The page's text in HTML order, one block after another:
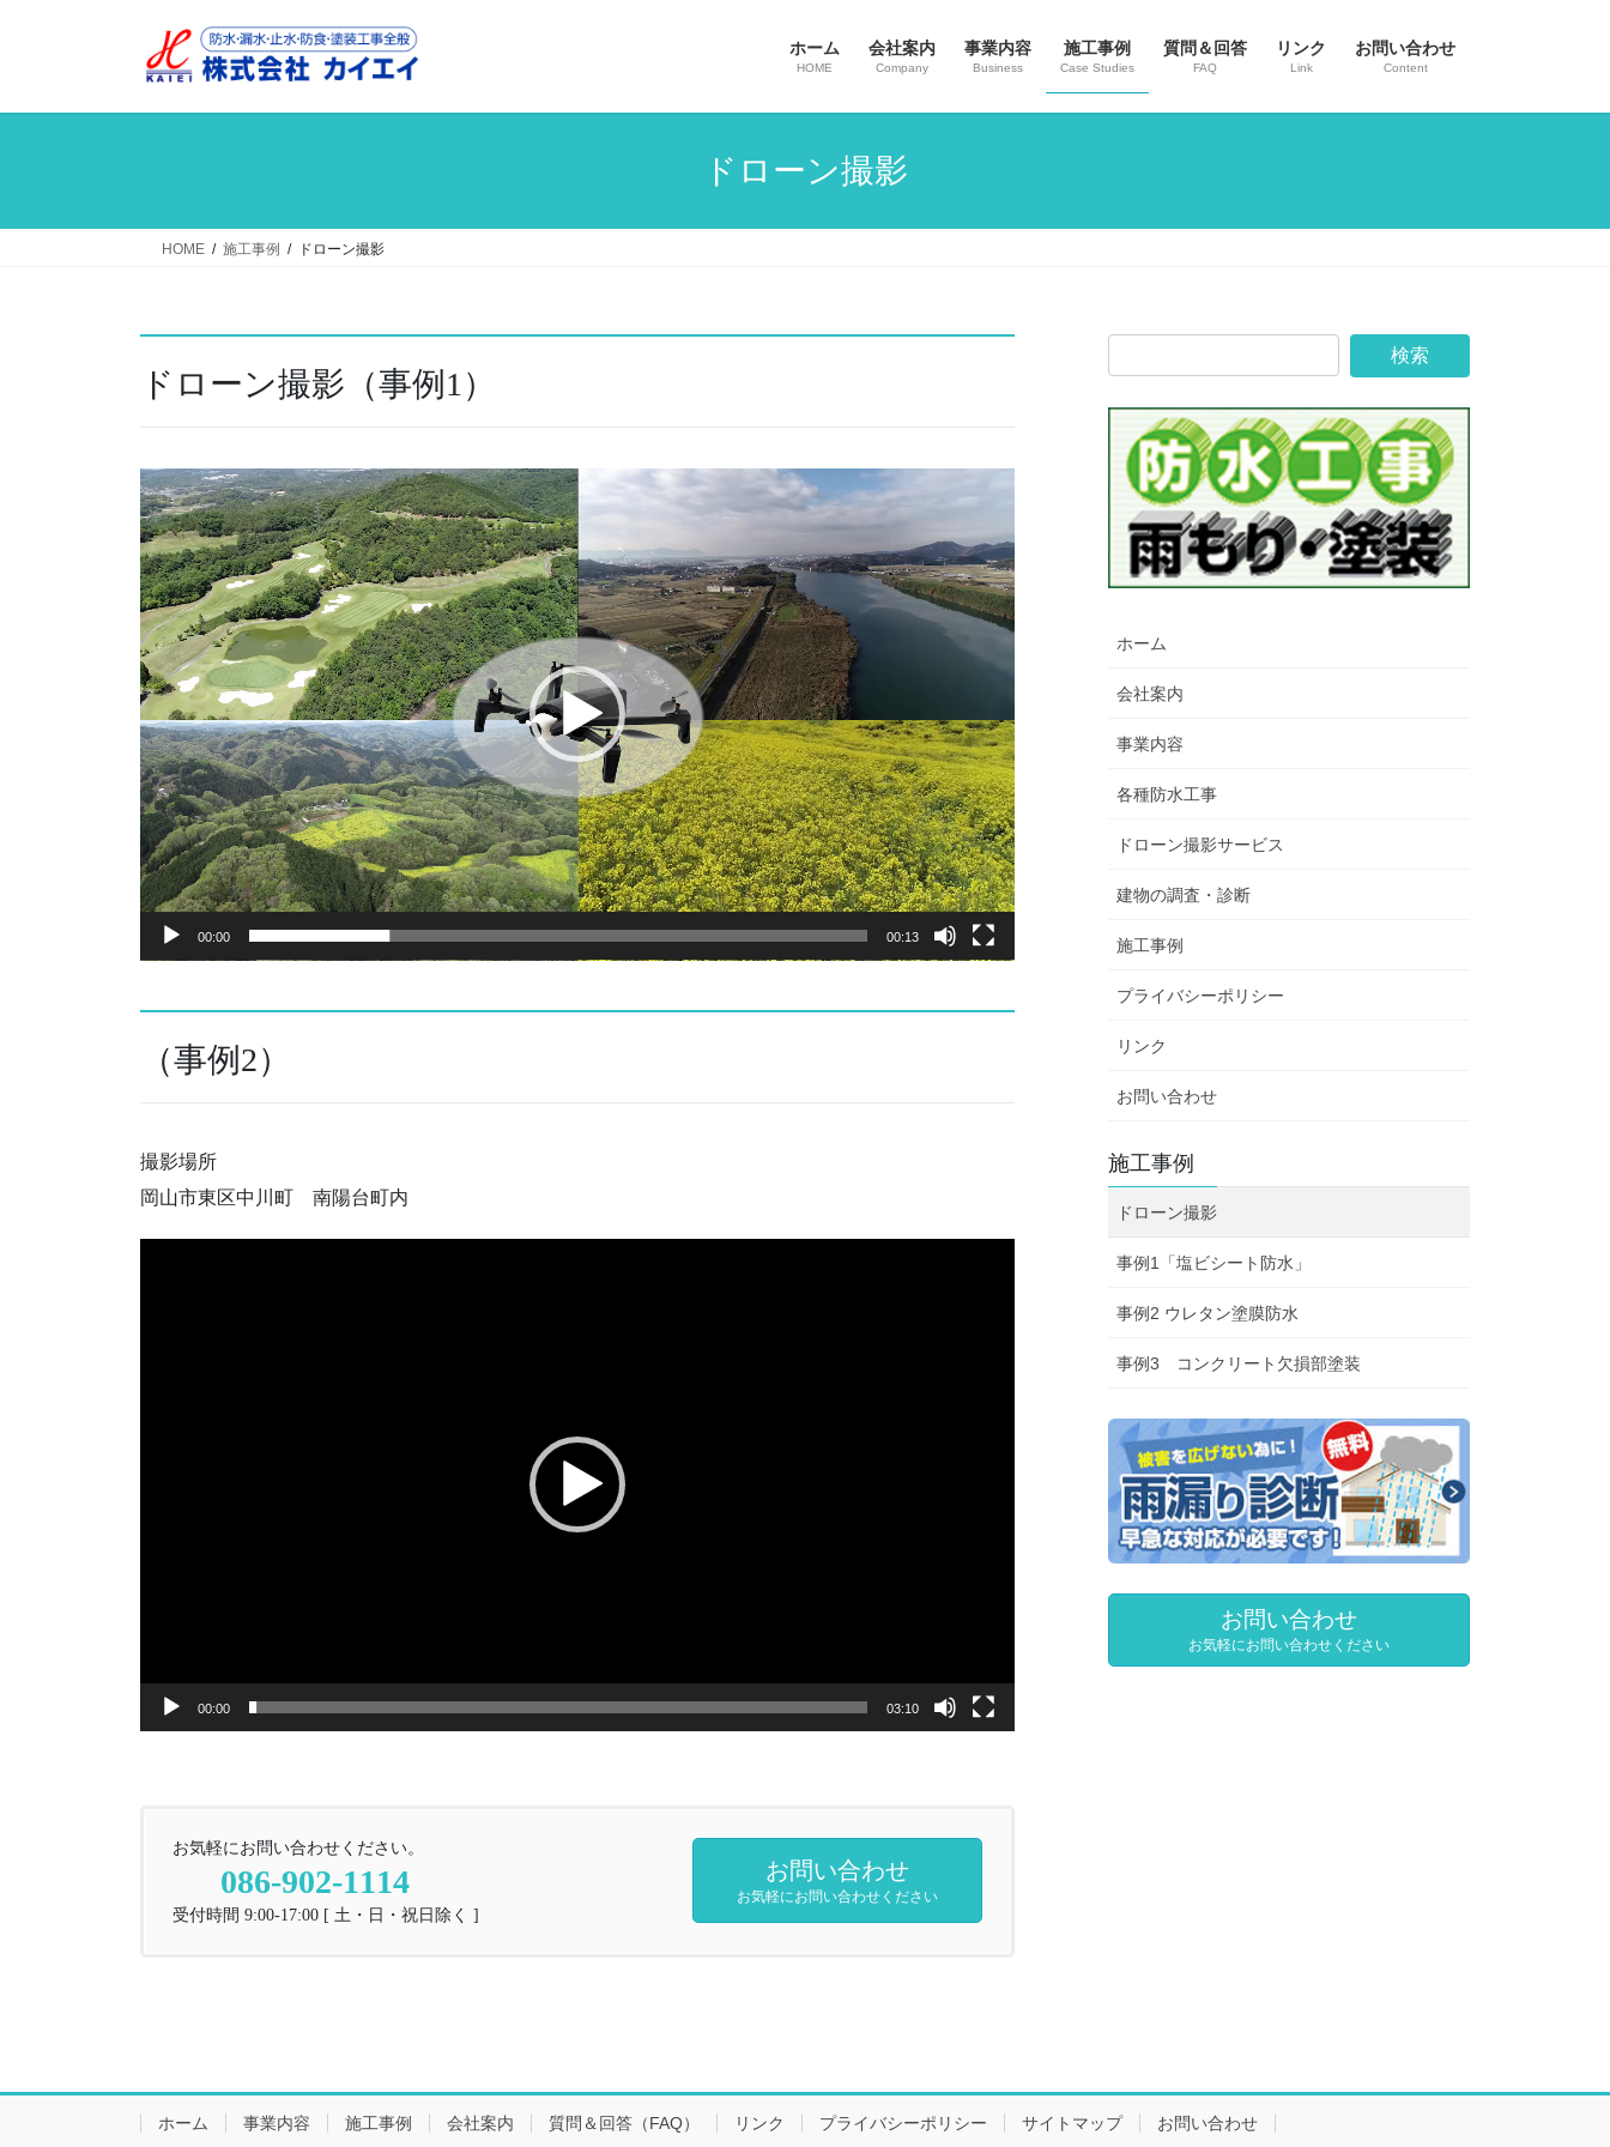
ホーム
HOME
会社案内
Company
事業内容
Business
施工事例
Case Studies
質問＆回答
FAQ
リンク
Link
お問い合わせ
Content
ドローン撮影
HOME 施工事例 ドローン撮影
ドローン撮影（事例1）
動
画
プ
レ
ー
ヤ
ー
00:00 00:13
（事例2）
撮影場所
岡山市東区中川町 南陽台町内
00:00 03:10
お気軽にお問い合わせください。
086-902-1114
受付時間 9:00-17:00 [ 土・日・祝日除く ]
お問い合わせ
お気軽にお問い合わせください
ホーム
会社案内
事業内容
各種防水工事
ドローン撮影サービス
建物の調査・診断
施工事例
プライバシーポリシー
リンク
お問い合わせ
施工事例
ドローン撮影
事例1「塩ビシート防水」
事例2 ウレタン塗膜防水
事例3 コンクリート欠損部塗装
お問い合わせ
お気軽にお問い合わせください
ホーム 事業内容 施工事例 会社案内 質問＆回答（FAQ） リンク プライバシーポリシー サイトマップ お問い合わせ